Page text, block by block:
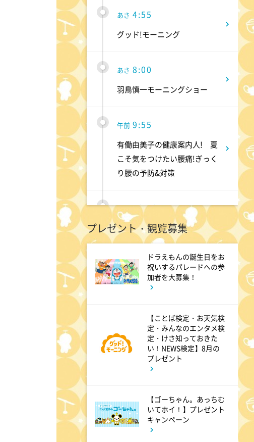
あさ 4:55
グッド!モーニング
あさ 8:00
羽鳥慎一モーニングショー
午前 9:55
有働由美子の健康案内人! 夏
こそ気をつけたい腰痛!ぎっく
り腰の予防&対策
午前 10:10
じゅん散歩
午前 10:40
大下容子ワイド!スクランブル
1:00
徹子の部屋 追悼・寿美花代さ
ん
DAIGOも台所 ～きょうの献
立 何にする?～ 簡単!コーヒ
ーパンナコッタ
プレゼント・観覧募集
ドラえもんの誕生日をお
祝いするパレードへの参
加者を大募集！
【ことば検定・お天気検
定・みんなのエンタメ検
定・けさ知っておきた
い！NEWS検定】8月の
プレゼント
【ゴーちゃん。あっちむ
いてホイ！】プレゼント
キャンペーン